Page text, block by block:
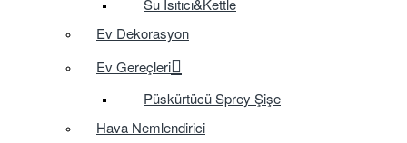
Ev Dekorasyon
Ev Gereçleri
Püskürtücü Sprey Şişe
Hava Nemlendirici